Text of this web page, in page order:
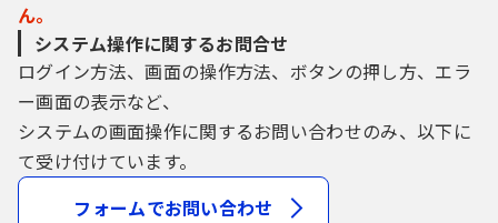
５ 電子証明書の取得・管理
(1) 利用者が、システムを利用して申請・届出
等の手続を行う場合、電子的な署名（以下
「電子署名」という。）を必要とするものが
あります。電子署名が必要な手続について
は、自ら電子証明書を取得して、申請・届出
等のデータに署名を付けて申請するものとし
ん。
システム操作に関するお問合せ
ログイン方法、画面の操作方法、ボタンの押し方、エラ
ー画面の表示など、
システムの画面操作に関するお問い合わせのみ、以下に
て受け付けています。
フォームでお問い合わせ